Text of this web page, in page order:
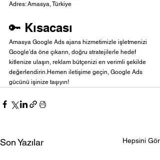
Adres: Amasya, Türkiye
🔑 Kısacası
Amasya Google Ads ajans hizmetimizle işletmenizi
Google’da öne çıkarın, doğru stratejilerle hedef
kitlenize ulaşın, reklam bütçenizi en verimli şekilde
değerlendirin.Hemen iletişime geçin, Google Ads
gücünü işinize taşıyın!
Son Yazılar Hepsini Gör